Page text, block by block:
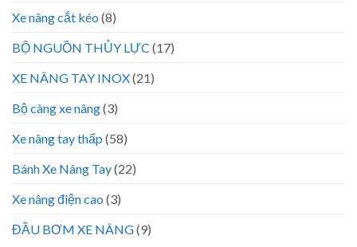
Xe nâng cắt kéo (8)
BỘ NGUỒN THỦY LỰC (17)
XE NÂNG TAY INOX(21)
Bộ càng xe nâng(3)
Xe nâng tay thấp (58)
Bánh Xe Nâng Tay(22)
Xe nâng điện cao (3)
ĐẦU BƠM XE NÂNG(9)